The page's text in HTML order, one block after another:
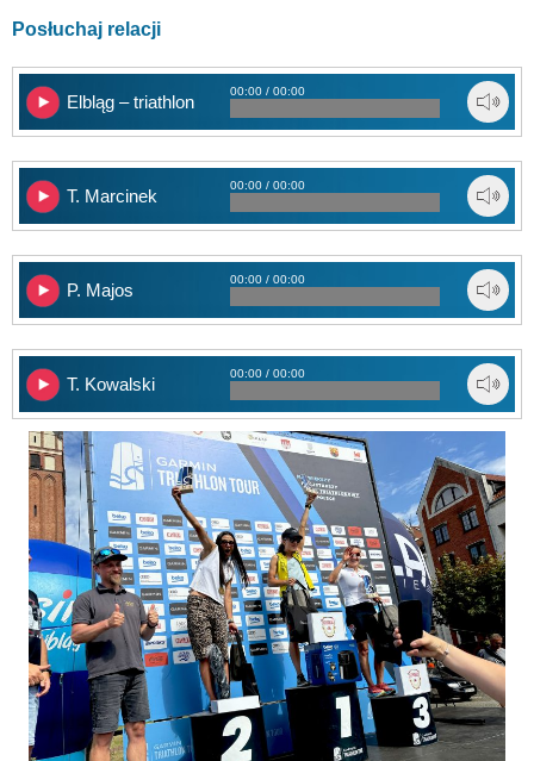
Posłuchaj relacji
Elbląg – triathlon
00:00 / 00:00
T. Marcinek
00:00 / 00:00
P. Majos
00:00 / 00:00
T. Kowalski
00:00 / 00:00